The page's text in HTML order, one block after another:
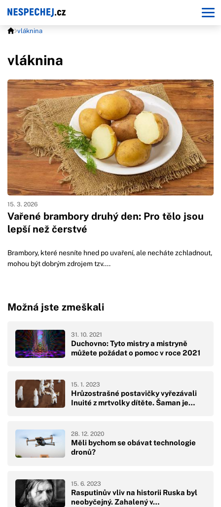
vláknina
vláknina
Vařené brambory druhý den: Pro tělo jsou
lepší než čerstvé
15. 3. 2026
Brambory, které nesníte hned po uvaření, ale necháte zchladnout,
mohou být dobrým zdrojem tzv....
Možná jste zmeškali
Duchovno: Tyto mistry a mistryně
můžete požádat o pomoc v roce 2021
31. 10. 2021
Hrůzostrašné postavičky vyřezávali
Inuité z mrtvolky dítěte. Šaman je…
15. 1. 2023
Měli bychom se obávat technologie
dronů?
28. 12. 2020
Rasputinův vliv na historii Ruska byl
neobyčejný. Zahalený v…
15. 6. 2023